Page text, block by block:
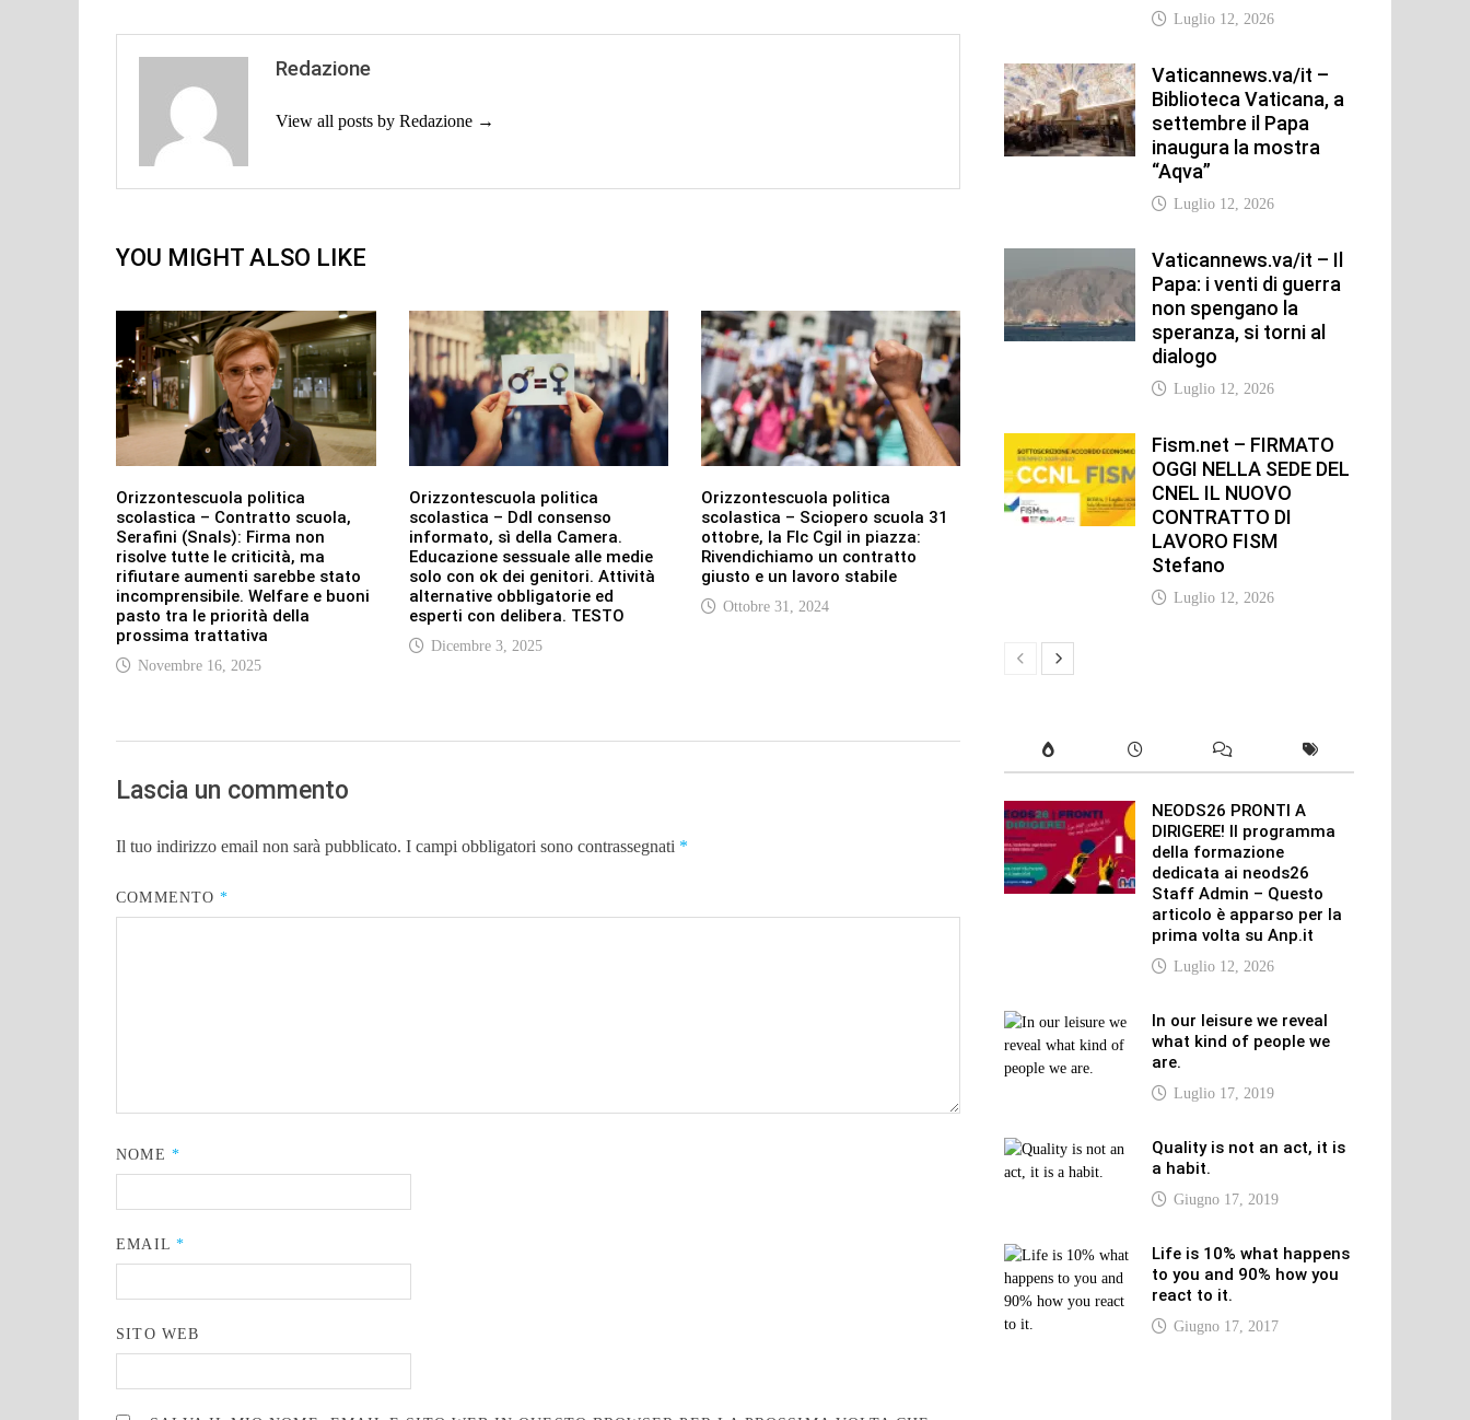
Redazione
View all posts by Redazione →
YOU MIGHT ALSO LIKE
Orizzontescuola politica
scolastica – Contratto scuola,
Serafini (Snals): Firma non
risolve tutte le criticità, ma
rifiutare aumenti sarebbe stato
incomprensibile. Welfare e buoni
pasto tra le priorità della
prossima trattativa
Novembre 16, 2025
Orizzontescuola politica
scolastica – Ddl consenso
informato, sì della Camera.
Educazione sessuale alle medie
solo con ok dei genitori. Attività
alternative obbligatorie ed
esperti con delibera. TESTO
Dicembre 3, 2025
Orizzontescuola politica
scolastica – Sciopero scuola 31
ottobre, la Flc Cgil in piazza:
Rivendichiamo un contratto
giusto e un lavoro stabile
Ottobre 31, 2024
Lascia un commento
Il tuo indirizzo email non sarà pubblicato. I campi obbligatori sono contrassegnati *
COMMENTO *
NOME *
EMAIL *
SITO WEB
Luglio 12, 2026
Vaticannews.va/it –
Biblioteca Vaticana, a
settembre il Papa
inaugura la mostra
“Aqva”
Luglio 12, 2026
Vaticannews.va/it – Il
Papa: i venti di guerra
non spengano la
speranza, si torni al
dialogo
Luglio 12, 2026
Fism.net – FIRMATO
OGGI NELLA SEDE DEL
CNEL IL NUOVO
CONTRATTO DI
LAVORO FISM
Stefano
Luglio 12, 2026
NEODS26 PRONTI A
DIRIGERE! Il programma
della formazione
dedicata ai neods26
Staff Admin – Questo
articolo è apparso per la
prima volta su Anp.it
Luglio 12, 2026
In our leisure we reveal
what kind of people we
are.
Luglio 17, 2019
Quality is not an act, it is
a habit.
Giugno 17, 2019
Life is 10% what happens
to you and 90% how you
react to it.
Giugno 17, 2017